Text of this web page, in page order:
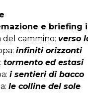
e briefing
del cammino:verso
infiniti orizzonti
tormento ed estasi
i sentieri di bacco
le colline del sole